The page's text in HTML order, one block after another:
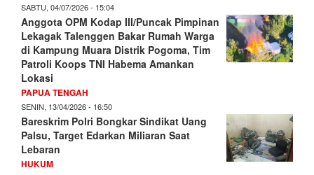
SABTU, 04/07/2026 - 15:04
Anggota OPM Kodap III/Puncak Pimpinan
Lekagak Talenggen Bakar Rumah Warga
di Kampung Muara Distrik Pogoma, Tim
Patroli Koops TNI Habema Amankan
Lokasi
PAPUA TENGAH
SENIN, 13/04/2026 - 16:50
Bareskrim Polri Bongkar Sindikat Uang
Palsu, Target Edarkan Miliaran Saat
Lebaran
HUKUM